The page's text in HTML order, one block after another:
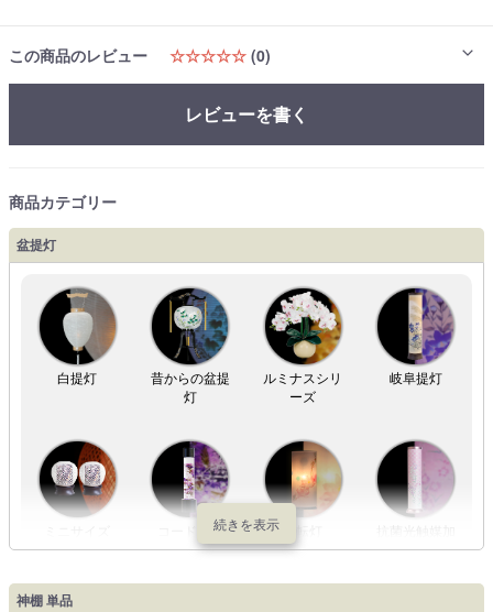
この商品のレビュー ☆☆☆☆☆ (0)
レビューを書く
商品カテゴリー
盆提灯
白提灯
昔からの盆提
灯
ルミナスシリ
ーズ
岐阜提灯
コードレス
工
神棚 単品